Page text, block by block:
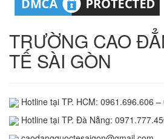
TRƯỜNG CAO
TẾ SÀI GÒN
Hotline tại TP. HCM: 0961.696.606
Hotline tại TP. Đà Nẵng: